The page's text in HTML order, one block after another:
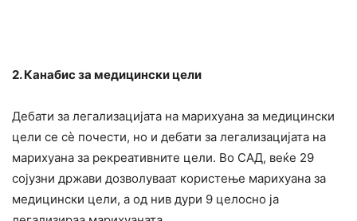
2. Канабис за медицински цели
Дебати за легализацијата на марихуана за медицински
цели се сѐ почести, но и дебати за легализацијата на
марихуана за рекреативните цели. Во САД, веќе 29
сојузни држави дозволуваат користење марихуана за
медицински цели, а од нив дури 9 целосно ја